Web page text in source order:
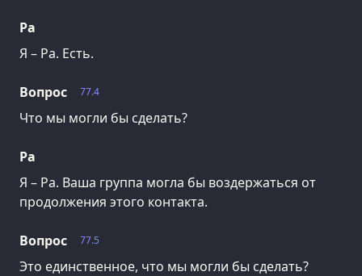
Ра
Я – Ра. Есть.
77.4
Вопрос
Что мы могли бы сделать?
Ра
Я – Ра. Ваша группа могла бы воздержаться от
продолжения этого контакта.
77.5
Вопрос
Это единственное, что мы могли бы сделать?